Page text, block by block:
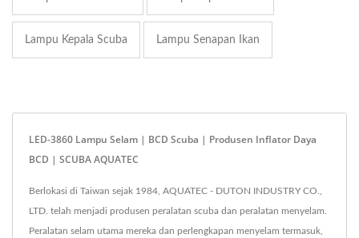
Lampu Kepala Scuba Lampu Senapan Ikan
LED-3860 Lampu Selam | BCD Scuba | Produsen Inflator Daya
BCD | SCUBA AQUATEC
Berlokasi di Taiwan sejak 1984, AQUATEC - DUTON INDUSTRY CO.,
LTD. telah menjadi produsen peralatan scuba dan peralatan menyelam.
Peralatan selam utama mereka dan perlengkapan menyelam termasuk,